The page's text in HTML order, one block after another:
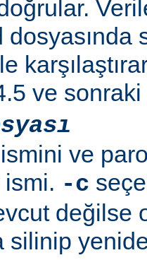
ve
ismini ve
ismi. -c
değilse
silinip